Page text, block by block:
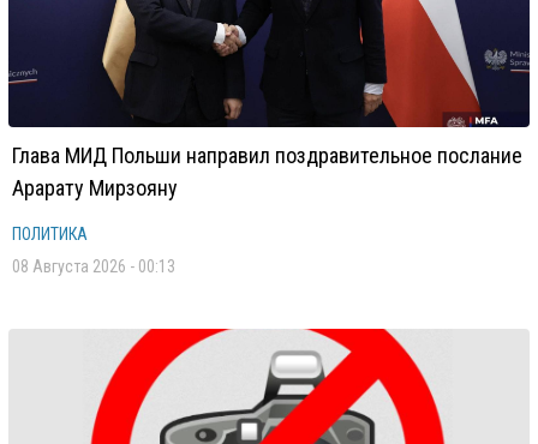
Глава МИД Польши направил поздравительное послание
Арарату Мирзояну
ПОЛИТИКА
08 Августа 2026 - 00:13